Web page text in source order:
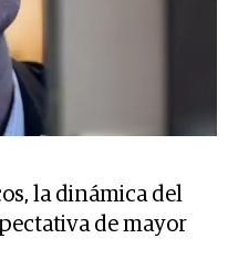
la dinámica del
de mayor